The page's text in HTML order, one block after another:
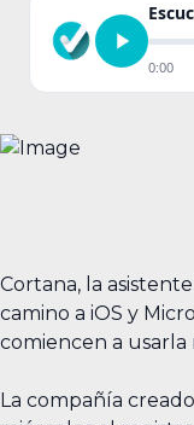
0:00
Cortana, la
camino a iOS y
comiencen a
La compañía